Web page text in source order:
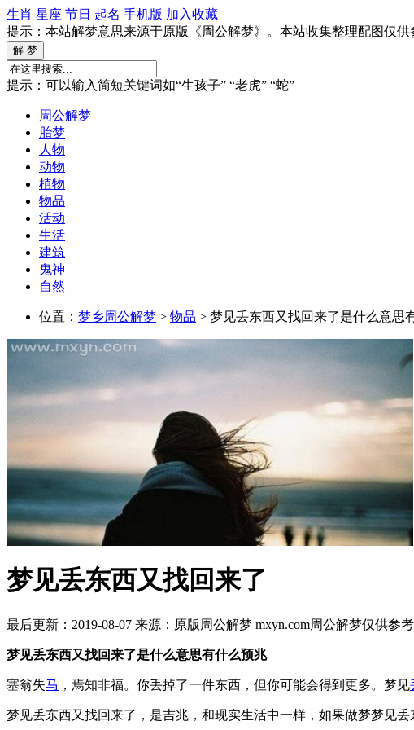
生肖 星座 节日 起名 手机版 加入收藏
提示：本站解梦意思来源于原版《周公解梦》。本站收集整理配图仅供
提示：可以输入简短关键词如“生孩子” “老虎” “蛇”
周公解梦
胎梦
人物
动物
植物
物品
活动
生活
建筑
鬼神
自然
位置： 梦乡周公解梦 > 物品 > 梦见丢东西又找回来了是什么意思
梦见丢东西又找回来了
最后更新：2019-08-07 来源：原版周公解梦 mxyn.com周公解梦仅供参
梦见丢东西又找回来了是什么意思有什么预兆
塞翁失马 ，焉知非福。你丢掉了一件东西，但你可能会得到更多。梦见
梦见丢东西又找回来了，是吉兆，和现实生活中一样，如果做梦梦见丢